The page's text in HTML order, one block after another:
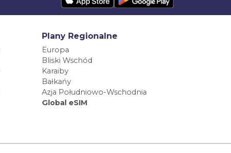
Plany Regionalne
Europa
Bliski Wschód
Karaiby
Bałkańy
Azja Południowo-Wschodnia
Global eSIM